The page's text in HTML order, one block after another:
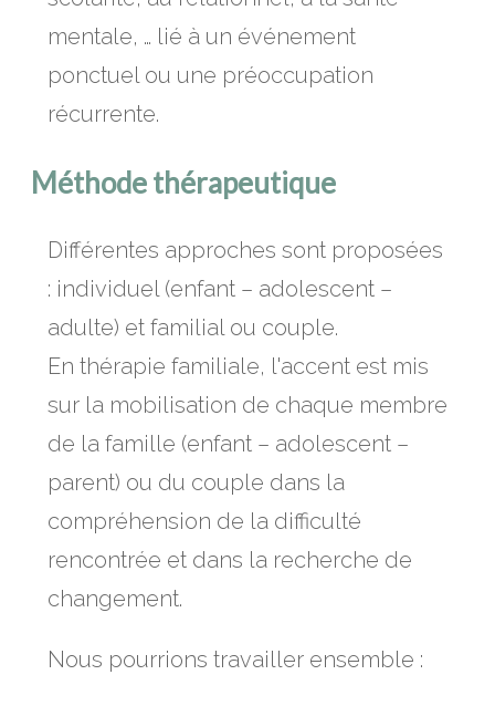
mentale, … lié à un événement
ponctuel ou une préoccupation
récurrente.
Méthode thérapeutique
Différentes approches sont proposées
: individuel (enfant – adolescent –
adulte) et familial ou couple.
En thérapie familiale, l'accent est mis
sur la mobilisation de chaque membre
de la famille (enfant – adolescent –
parent) ou du couple dans la
compréhension de la difficulté
rencontrée et dans la recherche de
changement.
Nous pourrions travailler ensemble :